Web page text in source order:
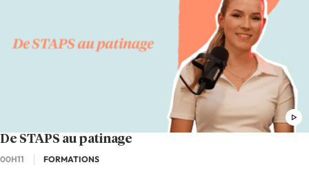
De STAPS au patinage
00H11 FORMATIONS